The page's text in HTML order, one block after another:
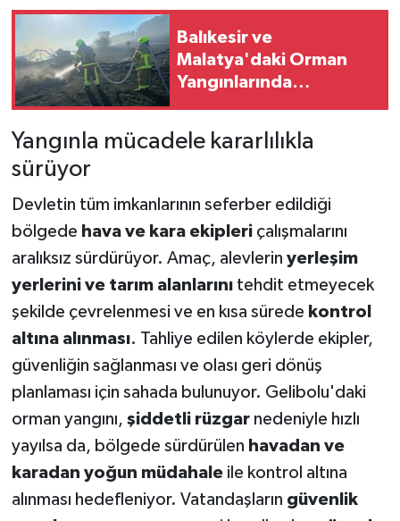
Balıkesir ve
Malatya'daki Orman
Yangınlarında
Alındı
Yangınla mücadele kararlılıkla
sürüyor
Devletin tüm imkanlarının seferber edildiği
bölgede hava ve kara ekipleriçalışmalarını
aralıksız sürdürüyor. Amaç, alevlerin yerleşim
yerlerini ve tarım alanlarınıtehdit etmeyecek
şekilde çevrelenmesi ve en kısa sürede kontrol
altına alınması. Tahliye edilen köylerde ekipler,
güvenliğin sağlanması ve olası geri dönüş
planlaması için sahada bulunuyor. Gelibolu'daki
orman yangını, şiddetli rüzgarnedeniyle hızlı
yayılsa da, bölgede sürdürülen havadan ve
karadan yoğun müdahaleile kontrol altına
alınması hedefleniyor. Vatandaşların güvenlik